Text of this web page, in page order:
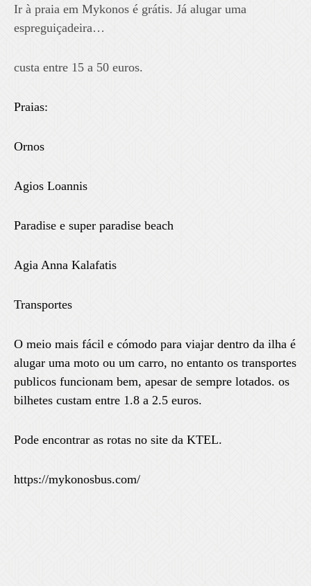
Ir à praia em Mykonos é grátis. Já alugar uma
espreguiçadeira…
custa entre 15 a 50 euros.
Praias:
Ornos
Agios Loannis
Paradise e super paradise beach
Agia Anna Kalafatis
Transportes
O meio mais fácil e cómodo para viajar dentro da ilha é
alugar uma moto ou um carro, no entanto os transportes
publicos funcionam bem, apesar de sempre lotados. os
bilhetes custam entre 1.8 a 2.5 euros.
Pode encontrar as rotas no site da KTEL.
https://mykonosbus.com/